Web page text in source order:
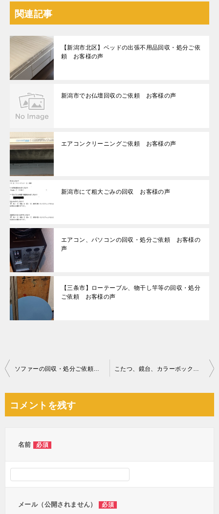
関連記事
【新潟市北区】ベッドの出張不用品回収・処分ご依
頼 お客様の声
新潟市でお仏壇回収のご依頼 お客様の声
エアコンクリーニングご依頼 お客様の声
新潟市にて粗大ごみの回収 お客様の声
エアコン、パソコンの回収・処分ご依頼 お客様の
声
【三条市】ローテーブル、物干し竿等の回収・処分
ご依頼 お客様の声
投
ビ
ソファーの回収・処分ご依頼 お客様の声 こたつ、鏡台、カラーボックス、椅子、ラック、テレビ台等の回収
コメントを残す
名前 必須
メール（公開されません） 必須